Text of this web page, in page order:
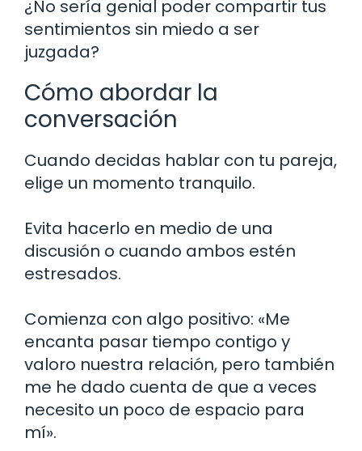
¿No sería genial poder compartir tus
sentimientos sin miedo a ser
juzgada?
Cómo abordar la
conversación
Cuando decidas hablar con tu pareja,
elige un momento tranquilo.
Evita hacerlo en medio de una
discusión o cuando ambos estén
estresados.
Comienza con algo positivo: «Me
encanta pasar tiempo contigo y
valoro nuestra relación, pero también
me he dado cuenta de que a veces
necesito un poco de espacio para
mí».